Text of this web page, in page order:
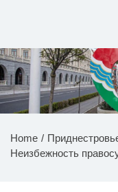
НОВОСТИ
Home
Неизбежность